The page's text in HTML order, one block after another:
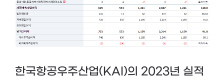
한국항공우주산업(KAI)의 2023년 실적